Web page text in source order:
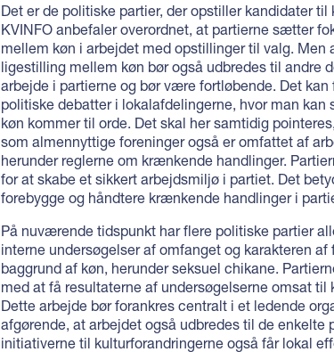
Det er de politiske partier, der opstiller kandidater til
KVINFO anbefaler overordnet, at partierne sætter
mellem køn i arbejdet med opstillinger til valg. Men
ligestilling mellem køn bør også udbredes til andre
arbejde i partierne og bør være fortløbende. Det
politiske debatter i lokalafdelingerne, hvor man
køn kommer til orde. Det skal her samtidig
som almennyttige foreninger også er omfattet af
herunder reglerne om krænkende handlinger.
for at skabe et sikkert arbejdsmiljø i partiet. Det
forebygge og håndtere krænkende handlinger i
På nuværende tidspunkt har flere politiske partier
interne undersøgelser af omfanget og karakteren af
baggrund af køn, herunder seksuel chikane.
med at få resultaterne af undersøgelserne omsat til
Dette arbejde bør forankres centralt i et ledende
afgørende, at arbejdet også udbredes til de enkelte
initiativerne til kulturforandringerne også får lokal